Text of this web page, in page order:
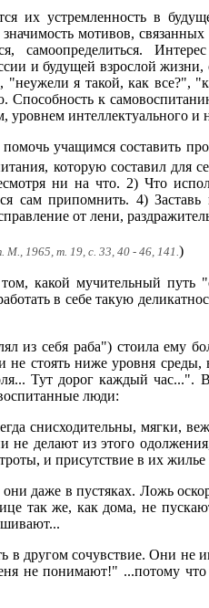
их устремленность в
мотивов,
самоопределиться.
и будущей взрослой жизни,
я такой, как все?",
к
интеллектуального и
учащимся составить
которую составил для
ни на что. 2) Что
сам припомнить. 4)
от лени,
1965, т. 19, с. 33, 40 - 46, 141.)
какой мучительный путь
в себе такую
из себя раба") стоила ему
стоять ниже уровня
Тут дорог каждый
люди:
снисходительны, мягки,
делают из этого
и присутствие в их жилье
даже в пустяках. Ложь
так же, как дома, не
другом сочувствие. Они не
не понимают!" ...потому